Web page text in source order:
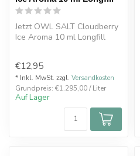
Jetzt OWL SALT Cloudberry
Ice Aroma 10 ml Longfill
€12,95
* Inkl. MwSt. zzgl. Versandkosten
Grundpreis: €1.295,00 / Liter
Auf Lager